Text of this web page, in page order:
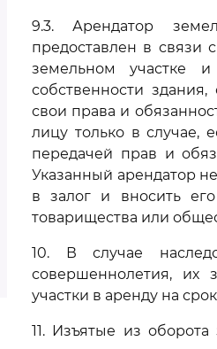
9.3. Арендатор
предоставлен в связи
земельном участке
собственности
свои права и
лицу только в случае,
передачей прав и
Указанный арендатор
в залог и вносить
товарищества или
10. В случае
совершеннолетия, их
участки в аренду на
11. Изъятые из